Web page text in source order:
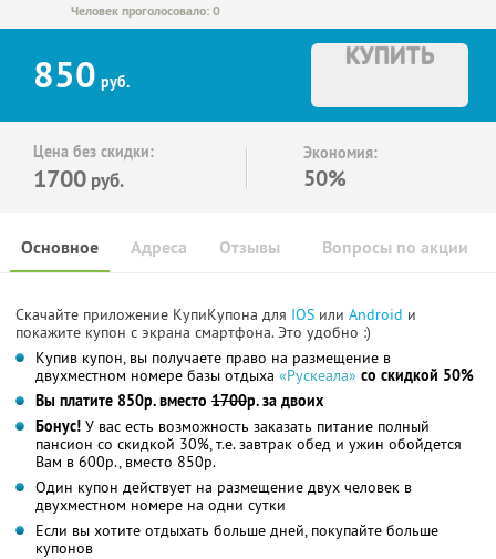
Человек проголосовало: 0
850 руб.
КУПИТЬ
Цена без скидки:
1700 руб.
Экономия:
50%
Основное Отзывы Вопросы по акции
Адреса
Скачайте приложение КупиКупона для IOS или Android и
покажите купон с экрана смартфона. Это удобно :)
Купив купон, вы получаете право на размещение в
двухместном номере базы отдыха «Рускеала» со скидкой 50%
Вы платите 850р. вместо 1700р. за двоих
Бонус! У вас есть возможность заказать питание полный
пансион со скидкой 30%, т.е. завтрак обед и ужин обойдется
Вам в 600р., вместо 850р.
Один купон действует на размещение двух человек в
двухместном номере на одни сутки
Если вы хотите отдыхать больше дней, покупайте больше
купонов